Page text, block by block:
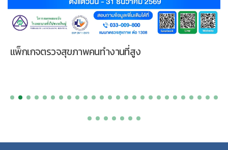
แพ็กเกจตรวจสุขภาพคนทำงานนอกชายฝั่ง